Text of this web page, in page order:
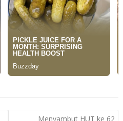
Menyambut HUT ke 62